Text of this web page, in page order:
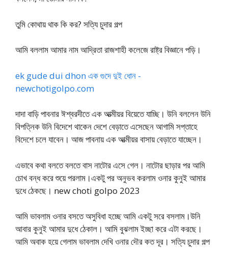
তুমি কোথায় থাক কি কর? সত্যি চুদার গল্প
আমি বললাম আমার নাম আদ্রিতা রাজশাহী কলেজে রাষ্ট্র বিজ্ঞানে পড়ি।
ek gude dui dhon এক গুদে দুই ধোন -
newchotigolpo.com
দাদা বাড়ি পাবনার ঈশ্বরদীতে এক আত্মীয়র বিয়েতে যাচ্ছি। উনি বললেন উনি
বিপত্নিক উনি বিদেশে থাকেন দেশে বেড়াতে এসেছেন আগামি সপ্তাহে
বিদেশে চলে যাবেন। আজ পাবনায় এক আত্মীয়র বাসায় বেড়াতে যাচ্ছেন।
এভাবে কথা বলতে বলতে বাস নাটোর এসে গেল। নাটোর ছাড়ার পর আমি
চোখ বন্ধ করে শুয়ে পরলাম।একটু পর অনুভব করলাম ওনার কুনুই আমার
দুধে ঠেকছে। new choti golpo 2023
আমি ভাবলাম ওনার বসতে অসুবিধা হচ্ছে আমি একটু সরে বসলাম।উনি
আবার কুনুই আমার দুধে ঠেকাল। আমি বুঝলাম ইচ্ছা করে এটা করছে।
আমি অবাক হয়ে গেলাম ভাবলাম দেখি ওনার দৌর কত দূর। সত্যি চুদার গল্প